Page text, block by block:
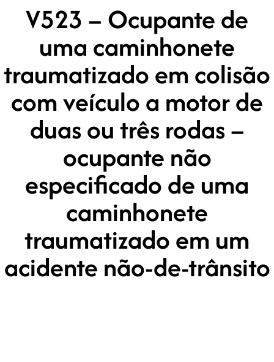
V523 – Ocupante de
uma caminhonete
traumatizado em colisão
com veículo a motor de
duas ou três rodas –
ocupante não
especificado de uma
caminhonete
traumatizado em um
acidente não-de-trânsito